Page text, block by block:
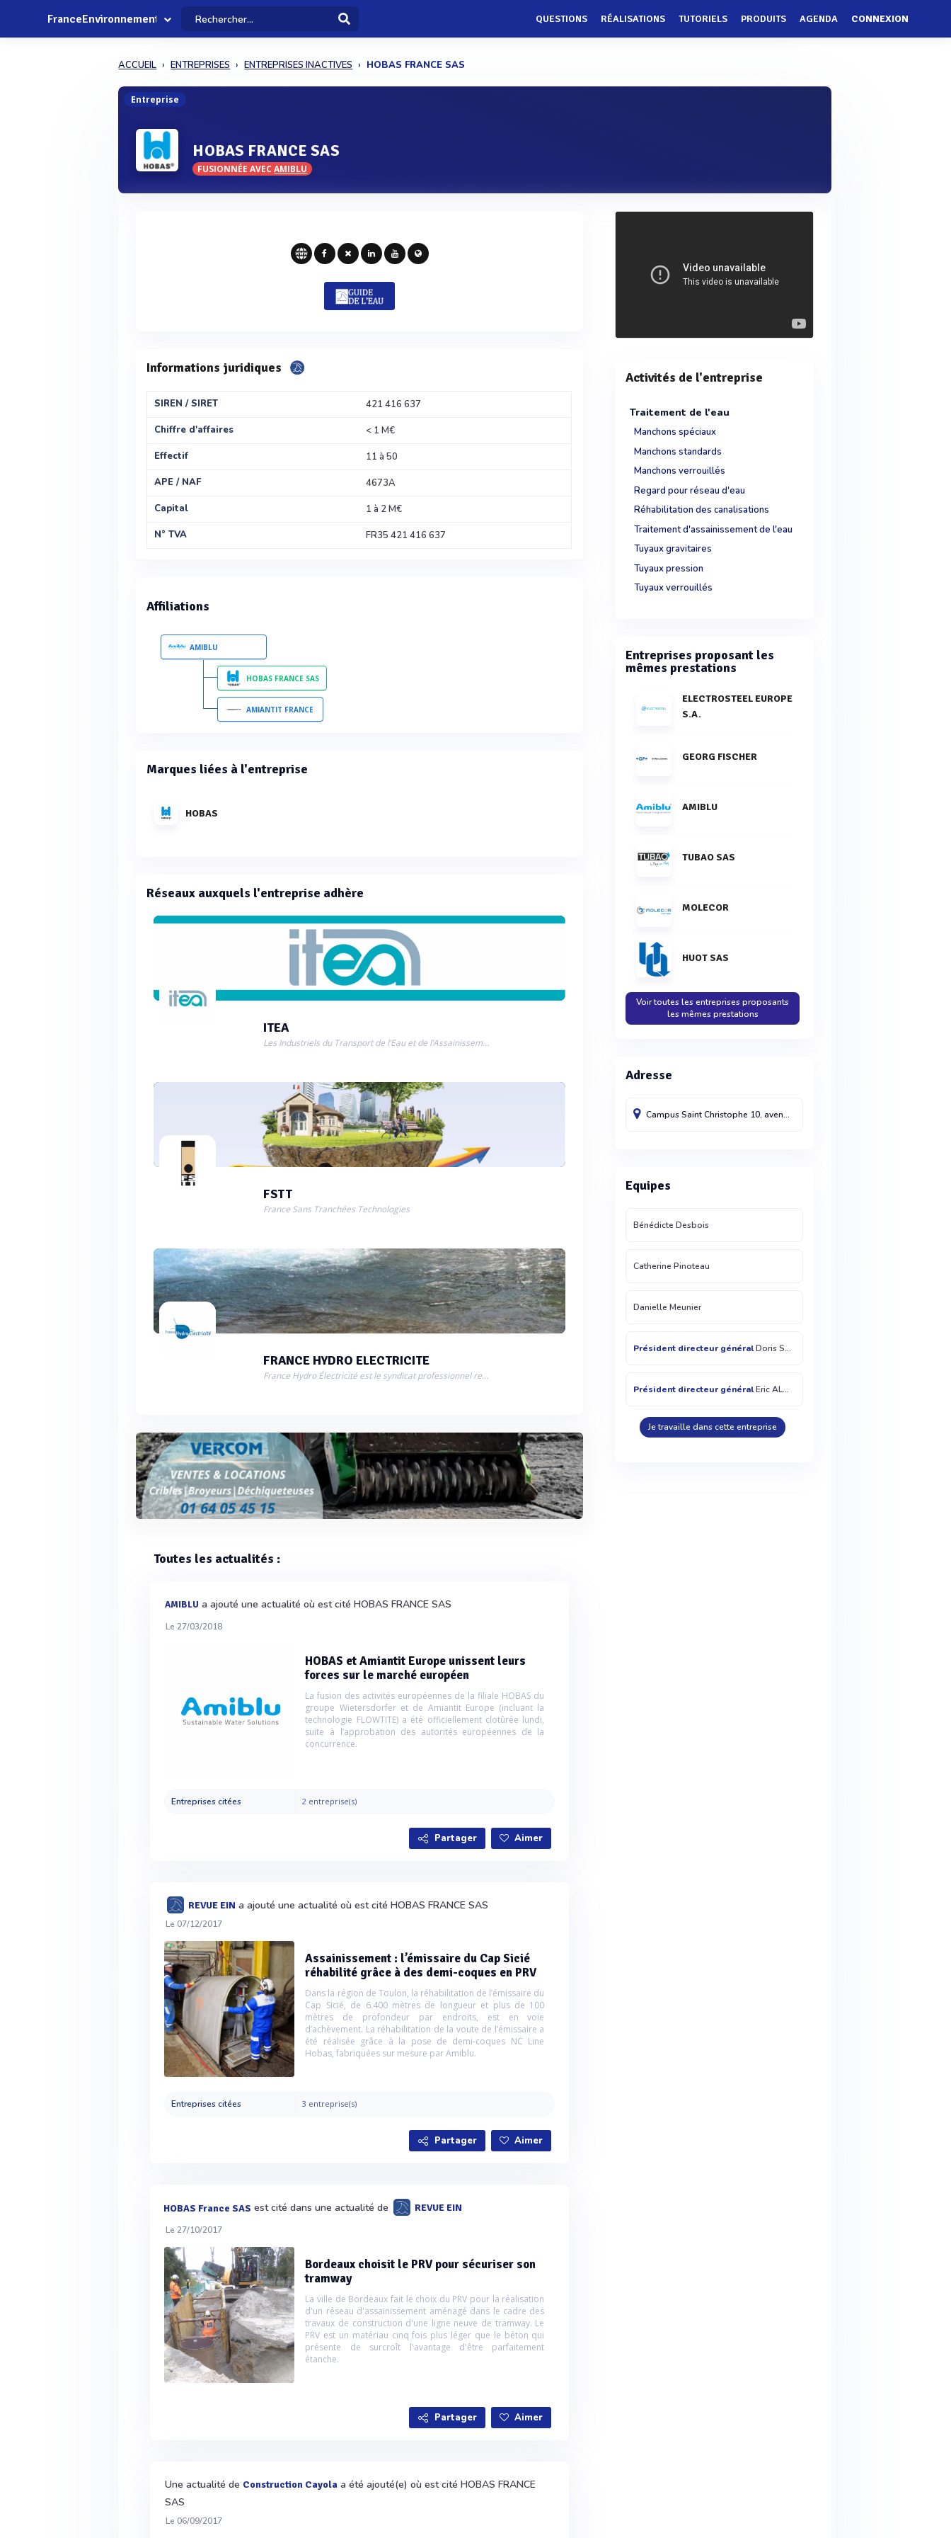
FranceEnvironnement QUESTIONS RÉALISATIONS TUTORIELS PRODUITS AGENDA CONNEXION
ACCUEIL ENTREPRISES ENTREPRISES INACTIVES HOBAS FRANCE SAS
Entreprise
HOBAS FRANCE SAS
FUSIONNÉE AVECAMIBLU
Informations juridiques
SIREN / SIRET
421 416 637
Chiffre d'affaires
< 1 M€
Effectif
11 à 50
APE / NAF
4673A
Capital
1 à 2 M€
N° TVA
FR35 421 416 637
Affiliations
AMIBLU
HOBAS FRANCE SAS
AMIANTIT FRANCE
Marques liées à l'entreprise
HOBAS
Réseaux auxquels l'entreprise adhère
ITEA
Les Industriels du Transport de l’Eau et de l’Assainissement
FSTT
France Sans Tranchées Technologies
FRANCE HYDRO ELECTRICITE
France Hydro Électricité est le syndicat professionnel représentant la petite hydroélectricité.
Toutes les actualités :
AMIBLU a ajouté une actualité où est cité HOBAS FRANCE SAS
Le 27/03/2018
HOBAS et Amiantit Europe unissent leurs
forces sur le marché européen
La fusion des activités européennes de la filiale HOBAS du
groupe Wietersdorfer et de Amiantit Europe (incluant la
technologie FLOWTITE) a été officiellement clotûrée lundi,
suite à l’approbation des autorités européennes de la
concurrence.
Entreprises citées 2 entreprise(s)
Partager Aimer
REVUE EIN a ajouté une actualité où est cité HOBAS FRANCE SAS
Le 07/12/2017
Assainissement : l’émissaire du Cap Sicié
réhabilité grâce à des demi-coques en PRV
Dans la région de Toulon, la réhabilitation de l’émissaire du
Cap Sicié, de 6.400 mètres de longueur et plus de 100
mètres de profondeur par endroits, est en voie
d’achèvement. La réhabilitation de la voute de l’émissaire a
été réalisée grâce à la pose de demi-coques NC Line
Hobas, fabriquées sur mesure par Amiblu.
Entreprises citées 3 entreprise(s)
Partager Aimer
HOBAS France SAS est cité dans une actualité de REVUE EIN
Le 27/10/2017
Bordeaux choisit le PRV pour sécuriser son
tramway
La ville de Bordeaux fait le choix du PRV pour la réalisation
d'un réseau d'assainissement aménagé dans le cadre des
travaux de construction d'une ligne neuve de tramway. Le
PRV est un matériau cinq fois plus léger que le béton qui
présente de surcroît l'avantage d'être parfaitement
étanche.
Partager Aimer
Une actualité de Construction Cayola a été ajouté(e) où est cité HOBAS FRANCE
SAS
Le 06/09/2017
Activités de l'entreprise
Traitement de l'eau
Manchons spéciaux
Manchons standards
Manchons verrouillés
Regard pour réseau d'eau
Réhabilitation des canalisations
Traitement d'assainissement de l'eau
Tuyaux gravitaires
Tuyaux pression
Tuyaux verrouillés
Entreprises proposant les
mêmes prestations
ELECTROSTEEL EUROPE
S.A.
GEORG FISCHER
AMIBLU
TUBAO SAS
MOLECOR
HUOT SAS
Voir toutes les entreprises proposants
les mêmes prestations
Adresse
Campus Saint Christophe 10, avenue de l'Entreprise
Equipes
Bénédicte Desbois
Catherine Pinoteau
Danielle Meunier
Président directeur généralDoris STROHMAIER
Président directeur généralEric ALBARET
Je travaille dans cette entreprise